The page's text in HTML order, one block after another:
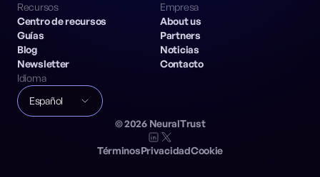
Recursos
Centro de recursos
Guías
Blog
Newsletter
Empresa
About us
Partners
Noticias
Contacto
Idioma
Español
©2026NeuralTrust
TérminosPrivacidadCookie